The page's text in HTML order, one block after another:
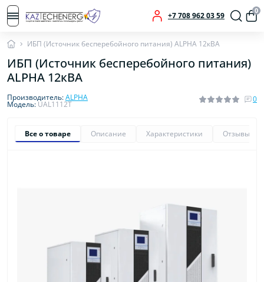
+7 708 962 03 59
0
ИБП (Источник бесперебойного питания) ALPHA 12кВА
ИБП (Источник бесперебойного питания)
ALPHA 12кВА
Производитель:ALPHA
Модель:UAL1112T
0
Все о товаре Описание Характеристики Отзывы